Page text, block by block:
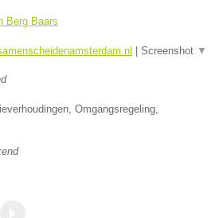
Berg Baars
Screenshot ▼
Omgangsregeling,